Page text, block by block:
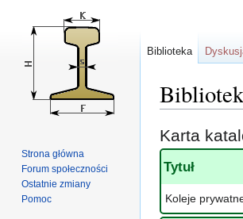
Przejdź
do
nawigacji
Przejdź
do
wyszukiwania
Karta
Tytuł
Koleje
Biblioteka
Strona główna
Forum społeczności
Ostatnie zmiany
Pomoc